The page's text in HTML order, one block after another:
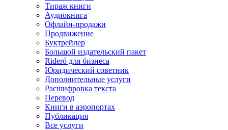
Тираж книги
Аудиокнига
Офлайн-продажи
Продвижение
Буктрейлер
Большой издательский пакет
Rideró для бизнеса
Юридический советник
Дополнительные услуги
Расшифровка текста
Перевод
Книги в аэропортах
Публикация
Все услуги